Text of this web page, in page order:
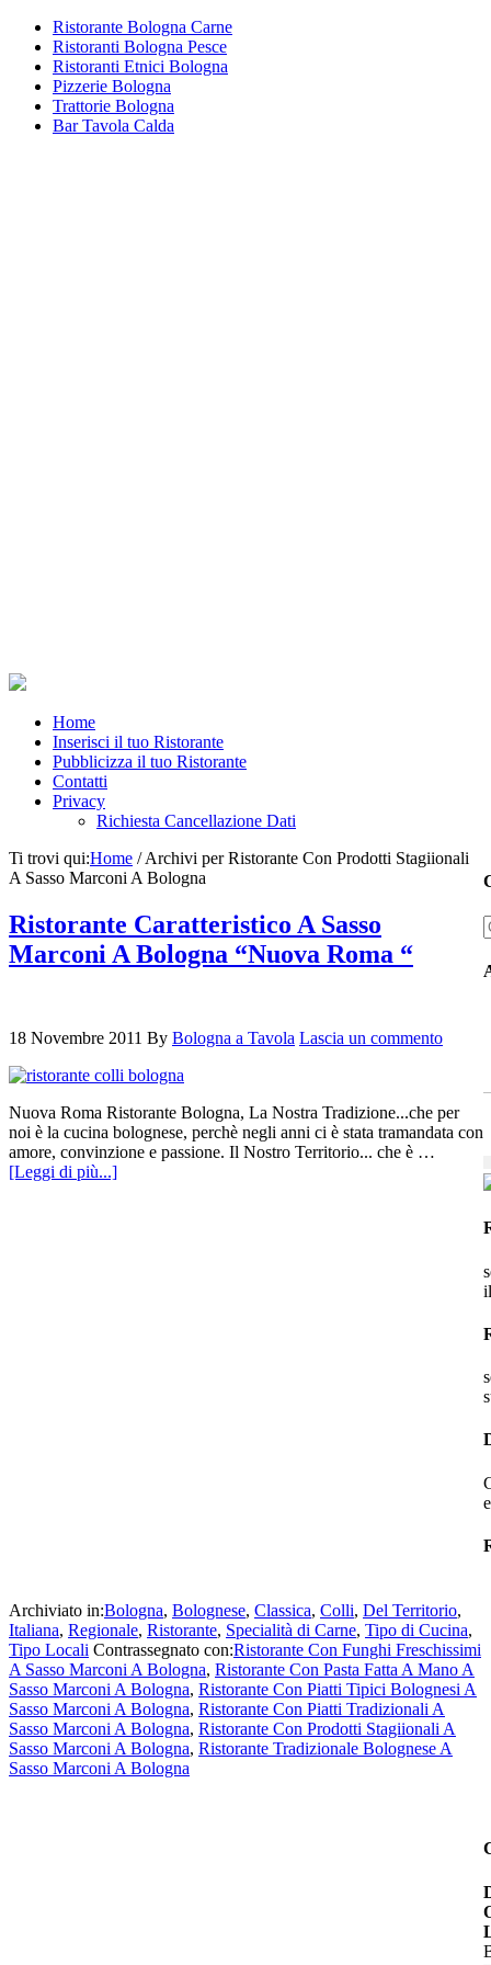
Ristorante Bologna Carne
Ristoranti Bologna Pesce
Ristoranti Etnici Bologna
Pizzerie Bologna
Trattorie Bologna
Bar Tavola Calda
Home
Inserisci il tuo Ristorante
Pubblicizza il tuo Ristorante
Contatti
Privacy
Richiesta Cancellazione Dati
Ti trovi qui:Home /Archivi per Ristorante Con Prodotti Stagiionali
A Sasso Marconi A Bologna
Ristorante Caratteristico A Sasso
Marconi A Bologna “Nuova Roma “
18 Novembre 2011 By Bologna a Tavola Lascia un commento
Nuova Roma Ristorante Bologna, La Nostra Tradizione...che per
noi è la cucina bolognese, perchè negli anni ci è stata tramandata con
amore, convinzione e passione. Il Nostro Territorio... che è …
[Leggi di più...]
Archiviato in:Bologna, Bolognese, Classica, Colli, Del Territorio,
Italiana, Regionale, Ristorante, Specialità di Carne, Tipo di Cucina,
Tipo Locali Contrassegnato con:Ristorante Con Funghi Freschissimi
A Sasso Marconi A Bologna, Ristorante Con Pasta Fatta A Mano A
Sasso Marconi A Bologna, Ristorante Con Piatti Tipici Bolognesi A
Sasso Marconi A Bologna, Ristorante Con Piatti Tradizionali A
Sasso Marconi A Bologna, Ristorante Con Prodotti Stagiionali A
Sasso Marconi A Bologna, Ristorante Tradizionale Bolognese A
Sasso Marconi A Bologna